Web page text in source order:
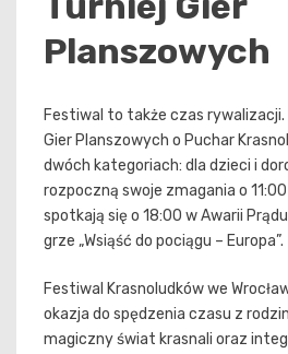
Planszowych
Festiwal to także czas rywalizacji.
Gier Planszowych o Puchar
dwóch kategoriach: dla dzieci i
rozpoczną swoje zmagania o
spotkają się o 18:00 w Awarii
grze „Wsiąść do pociągu – Europa”.
Festiwal Krasnoludków we
okazja do spędzenia czasu z
magiczny świat krasnali oraz